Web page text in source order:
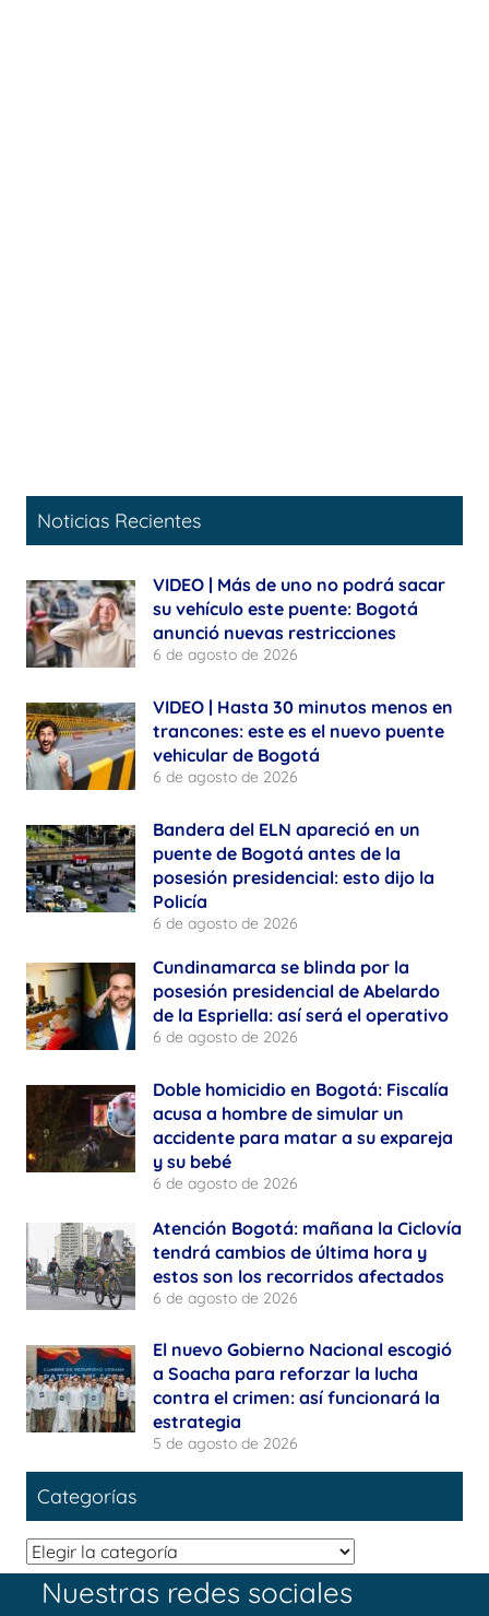
Noticias Recientes
VIDEO | Más de uno no podrá sacar
su vehículo este puente: Bogotá
anunció nuevas restricciones
6 de agosto de 2026
VIDEO | Hasta 30 minutos menos en
trancones: este es el nuevo puente
vehicular de Bogotá
6 de agosto de 2026
Bandera del ELN apareció en un
puente de Bogotá antes de la
posesión presidencial: esto dijo la
Policía
6 de agosto de 2026
Cundinamarca se blinda por la
posesión presidencial de Abelardo
de la Espriella: así será el operativo
6 de agosto de 2026
Doble homicidio en Bogotá: Fiscalía
acusa a hombre de simular un
accidente para matar a su expareja
y su bebé
6 de agosto de 2026
Atención Bogotá: mañana la Ciclovía
tendrá cambios de última hora y
estos son los recorridos afectados
6 de agosto de 2026
El nuevo Gobierno Nacional escogió
a Soacha para reforzar la lucha
contra el crimen: así funcionará la
estrategia
5 de agosto de 2026
Categorías
Categorías
Nuestras redes sociales